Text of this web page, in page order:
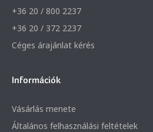
+36 20 / 800 2237
+36 20 / 372 2237
Céges árajánlat kérés
Információk
Vásárlás menete
Általános felhasználási feltételek